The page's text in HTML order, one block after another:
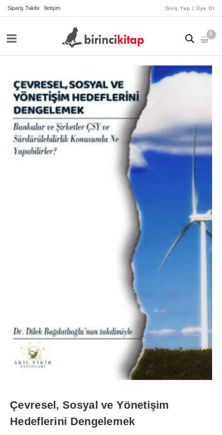
İçeriğe
Sipariş Takibi İletişim Giriş Yap | Üye Ol
Çevresel, Sosyal ve Yönetişim
Hedeflerini Dengelemek
Sosyal
ve
Yönetişim
Hedeflerini
Dengelemek
adet